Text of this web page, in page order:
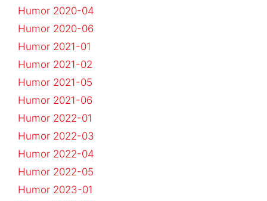
Humor 2020-04
Humor 2020-06
Humor 2021-01
Humor 2021-02
Humor 2021-05
Humor 2021-06
Humor 2022-01
Humor 2022-03
Humor 2022-04
Humor 2022-05
Humor 2023-01